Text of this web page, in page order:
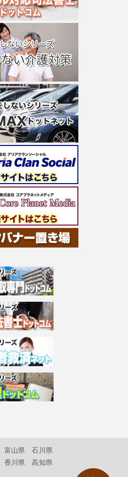
富山県
石川県
香川県
高知県